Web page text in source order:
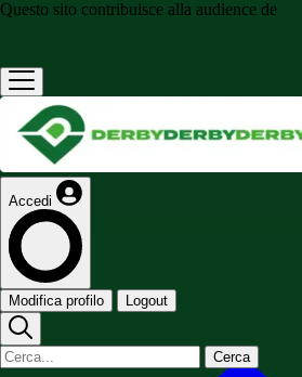
Questo sito contribuisce alla audience de
Accedi
Modifica profilo Logout
Cerca